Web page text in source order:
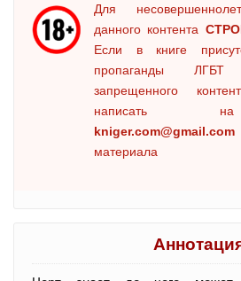
Для
данного контента
Если в книге
пропаганды
запрещенного
написать
kniger.com@gmail.com
материала